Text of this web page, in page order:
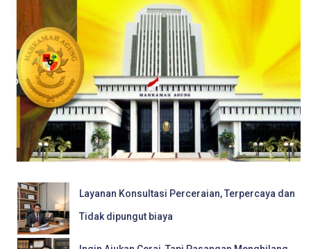
Layanan Konsultasi Perceraian, Terpercaya dan
Tidak dipungut biaya